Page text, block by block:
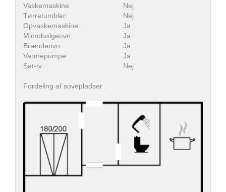
Vaskemaskine:
Nej
Tørretumbler:
Nej
Opvaskemaskine:
Ja
Microbølgeovn:
Ja
Brændeovn:
Ja
Varmepumpe:
Ja
Sat-tv:
Nej
Fordeling af sovepladser :